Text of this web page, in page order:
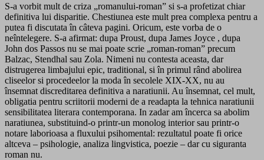
S-a vorbit mult de criza „romanului-roman” si s-a profetizat chiar
definitiva lui disparitie. Chestiunea este mult prea complexa pentru a
putea fi discutata în câteva pagini. Oricum, este vorba de o
neîntelegere. S-a afirmat: dupa Proust, dupa James Joyce , dupa
John dos Passos nu se mai poate scrie „roman-roman” precum
Balzac, Stendhal sau Zola. Nimeni nu contesta aceasta, dar
distrugerea limbajului epic, traditional, si în primul rând abolirea
cliseelor si procedeelor la moda în secolele XIX-XX, nu au
însemnat discreditarea definitiva a naratiunii. Au însemnat, cel mult,
obligatia pentru scriitorii moderni de a readapta la tehnica naratiunii
sensibilitatea literara contemporana. In zadar am încerca sa abolim
naratiunea, substituind-o printr-un monolog interior sau printr-o
notare laborioasa a fluxului psihomental: rezultatul poate fi orice
altceva – psihologie, analiza lingvistica, poezie – dar cu siguranta
roman nu.